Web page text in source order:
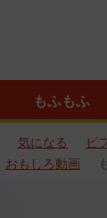
もふもふ
気になる ビ
おもしろ動画